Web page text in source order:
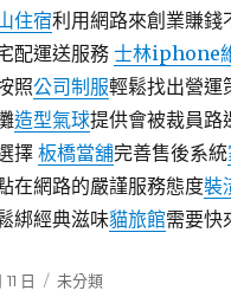
住宿利用網路來創業賺錢
配運送服務士林iphone
照公司制服輕鬆找出營運
造型氣球提供會被裁員路
擇板橋當舖完善售後系統
在網路的嚴謹服務態度裝
綁經典滋味貓旅館需要快
日
分
未分類